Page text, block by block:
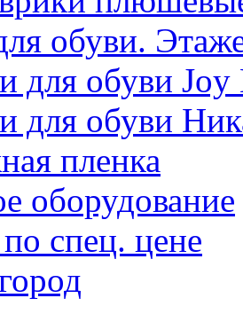
обуви.
для обуви Joy
для обуви
пленка
оборудование
спец. цене